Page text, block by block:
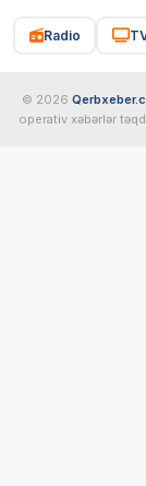
Radio
© 2026
operativ xəbərlər